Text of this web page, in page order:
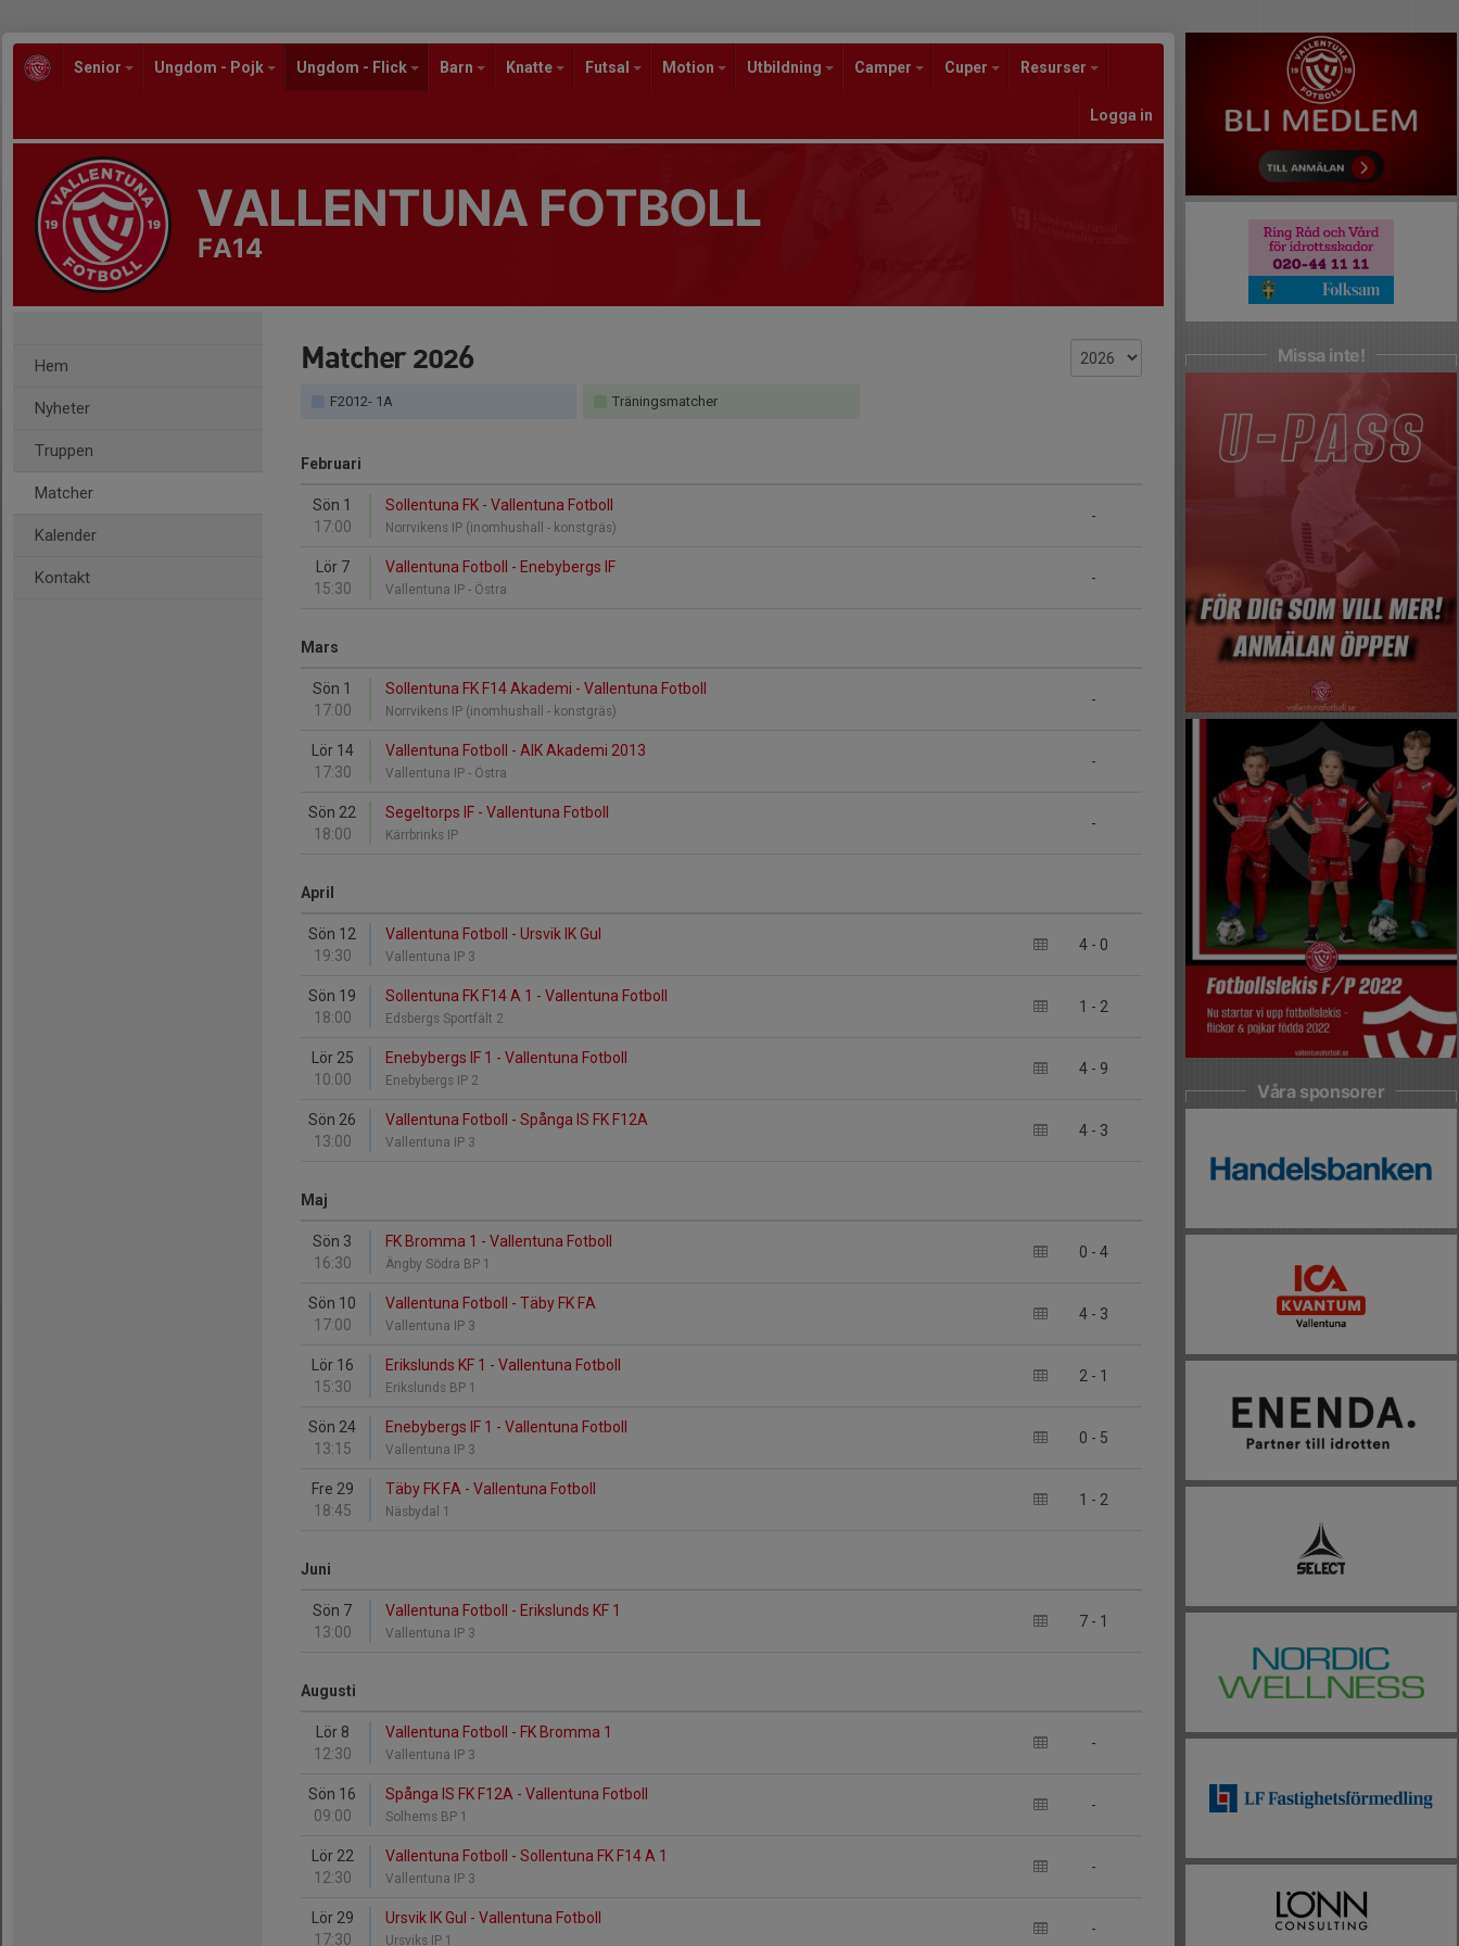
Senior Ungdom - Pojk Ungdom - Flick Barn Knatte Futsal Motion Utbildning Camper Cuper Resurser
Logga in
VALLENTUNA FOTBOLL
FA14
Hem
Nyheter
Truppen
Matcher
Kalender
Kontakt
Matcher 2026
F2012- 1A Träningsmatcher
Februari
Sön 1
17:00
-
Sollentuna FK - Vallentuna Fotboll
Norrvikens IP (inomhushall - konstgräs)
Lör 7
15:30
-
Vallentuna Fotboll - Enebybergs IF
Vallentuna IP - Östra
Mars
Sön 1
17:00
-
Sollentuna FK F14 Akademi - Vallentuna Fotboll
Norrvikens IP (inomhushall - konstgräs)
Lör 14
17:30
-
Vallentuna Fotboll - AIK Akademi 2013
Vallentuna IP - Östra
Sön 22
18:00
-
Segeltorps IF - Vallentuna Fotboll
Kärrbrinks IP
April
Sön 12
19:30
4 - 0
Vallentuna Fotboll - Ursvik IK Gul
Vallentuna IP 3
Sön 19
18:00
1 - 2
Sollentuna FK F14 A 1 - Vallentuna Fotboll
Edsbergs Sportfält 2
Lör 25
10:00
4 - 9
Enebybergs IF 1 - Vallentuna Fotboll
Enebybergs IP 2
Sön 26
13:00
4 - 3
Vallentuna Fotboll - Spånga IS FK F12A
Vallentuna IP 3
Maj
Sön 3
16:30
0 - 4
FK Bromma 1 - Vallentuna Fotboll
Ängby Södra BP 1
Sön 10
17:00
4 - 3
Vallentuna Fotboll - Täby FK FA
Vallentuna IP 3
Lör 16
15:30
2 - 1
Erikslunds KF 1 - Vallentuna Fotboll
Erikslunds BP 1
Sön 24
13:15
0 - 5
Enebybergs IF 1 - Vallentuna Fotboll
Vallentuna IP 3
Fre 29
18:45
1 - 2
Täby FK FA - Vallentuna Fotboll
Näsbydal 1
Juni
Sön 7
13:00
7 - 1
Vallentuna Fotboll - Erikslunds KF 1
Vallentuna IP 3
Augusti
Lör 8
12:30
-
Vallentuna Fotboll - FK Bromma 1
Vallentuna IP 3
Sön 16
09:00
-
Spånga IS FK F12A - Vallentuna Fotboll
Solhems BP 1
Lör 22
12:30
-
Vallentuna Fotboll - Sollentuna FK F14 A 1
Vallentuna IP 3
Lör 29
17:30
-
Ursvik IK Gul - Vallentuna Fotboll
Ursviks IP 1
Missa inte!
Våra sponsorer